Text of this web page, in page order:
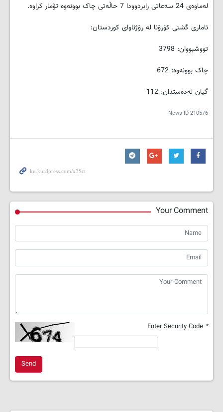
لەماوەی 24 سەعاتی رابردوودا 7 حاڵەتی چاک بوونەوە تۆمار کراوە.
ئاماری گشتی کۆرۆنا لە رۆژئاوای کوردستان:
تووشبووان: 3798
چاک بوونەوە: 672
گیان لەدەستدان: 112
News ID210576
Your Comment
*
Send